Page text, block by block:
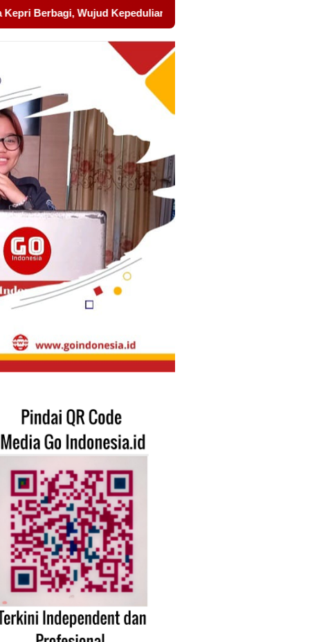
kepada Pondok Tahfidz Yatim dan Dhuafa Al-Aqsho